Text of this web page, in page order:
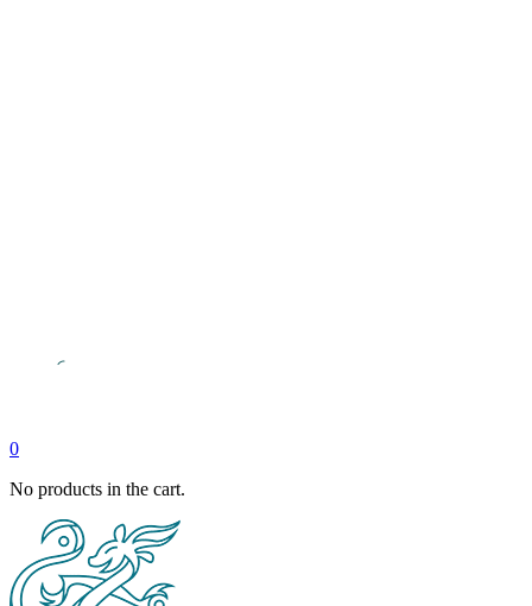
0
No products in the cart.